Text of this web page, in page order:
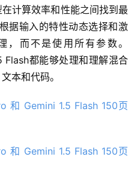
计算效率和性能之间找到最
据输入的特性动态选择和激
而不是使用所有参数。
Flash都能够处理和理解混合
本和代码。